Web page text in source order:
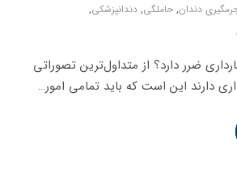
دندان, حاملگی, دندانپزشکی,
ضرر دارد؟ از متداول‌ترین تصوراتی
دارند این است که باید تمامی امور…